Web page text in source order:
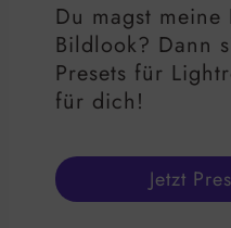
Du magst meine
Bildlook? Dann
Presets für
für dich!
Jetzt